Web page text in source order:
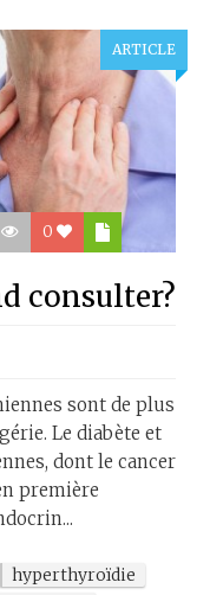
ARTICLE
0
consulter?
sont de plus
Le diabète et
dont le cancer
première
hyperthyroïdie